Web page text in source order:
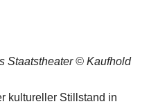
Staatstheater © Kaufhold
kultureller Stillstand in